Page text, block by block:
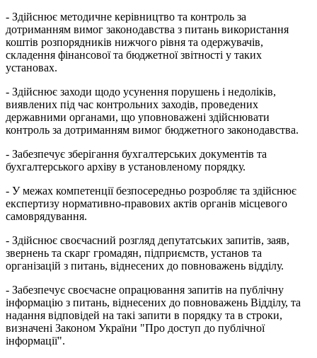
- Здійснює методичне керівництво та контроль за
дотриманням вимог законодавства з питань використання
коштів розпорядників нижчого рівня та одержувачів,
складення фінансової та бюджетної звітності у таких
установах.
- Здійснює заходи щодо усунення порушень і недоліків,
виявлених під час контрольних заходів, проведених
державними органами, що уповноважені здійснювати
контроль за дотриманням вимог бюджетного законодавства.
- Забезпечує зберігання бухгалтерських документів та
бухгалтерського архіву в установленому порядку.
- У межах компетенції безпосередньо розробляє та здійснює
експертизу нормативно-правових актів органів місцевого
самоврядування.
- Здійснює своєчасний розгляд депутатських запитів, заяв,
звернень та скарг громадян, підприємств, установ та
організацій з питань, віднесених до повноважень відділу.
- Забезпечує своєчасне опрацювання запитів на публічну
інформацію з питань, віднесених до повноважень Відділу, та
надання відповідей на такі запити в порядку та в строки,
визначені Законом України "Про доступ до публічної
інформації".